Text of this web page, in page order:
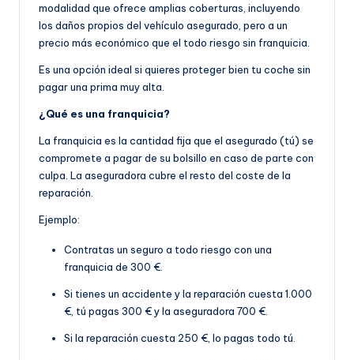
modalidad que ofrece amplias coberturas, incluyendo
los daños propios del vehículo asegurado, pero a un
precio más económico que el todo riesgo sin franquicia.
Es una opción ideal si quieres proteger bien tu coche sin
pagar una prima muy alta.
¿Qué es una franquicia?
La franquicia es la cantidad fija que el asegurado (tú) se
compromete a pagar de su bolsillo en caso de parte con
culpa. La aseguradora cubre el resto del coste de la
reparación.
Ejemplo:
Contratas un seguro a todo riesgo con una
franquicia de 300 €.
Si tienes un accidente y la reparación cuesta 1.000
€, tú pagas 300 € y la aseguradora 700 €.
Si la reparación cuesta 250 €, lo pagas todo tú.